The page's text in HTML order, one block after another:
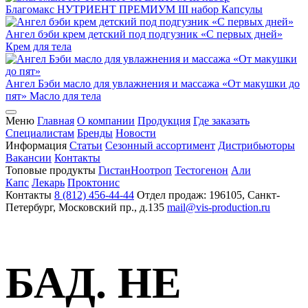
Благомакс НУТРИЕНТ ПРЕМИУМ III набор Капсулы
Ангел бэби крем детский под подгузник «С первых дней»
Крем для тела
Ангел Бэби масло для увлажнения и массажа «От макушки до
пят» Масло для тела
Меню Главная О компании Продукция Где заказать
Специалистам Бренды Новости
Информация Статьи Сезонный ассортимент Дистрибьюторы
Вакансии Контакты
Топовые продукты ГистанНоотроп Тестогенон Али
Капс Лекарь Проктонис
Контакты 8 (812) 456-44-44 Отдел продаж: 196105, Санкт-
Петербург, Московский пр., д.135 mail@vis-production.ru
БАД. НЕ